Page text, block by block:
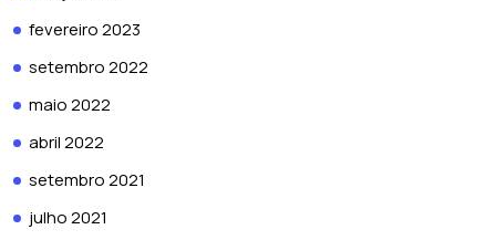
fevereiro 2023
setembro 2022
maio 2022
abril 2022
setembro 2021
julho 2021